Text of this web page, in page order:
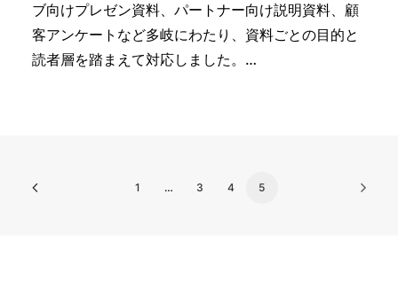
ブ向けプレゼン資料、パートナー向け説明資料、顧
客アンケートなど多岐にわたり、資料ごとの目的と
読者層を踏まえて対応しました。…
1 … 3 4 5